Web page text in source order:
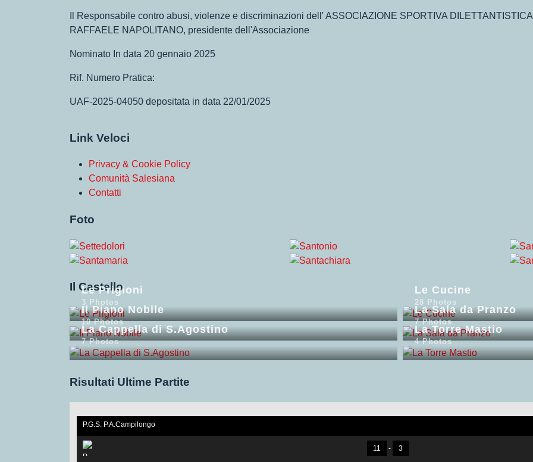
Il Responsabile contro abusi, violenze e discriminazioni dell' ASSOCIAZIONE SPORTIVA
RAFFAELE NAPOLITANO, presidente dell'Associazione
Nominato In data 20 gennaio 2025
Rif. Numero Pratica:
UAF-2025-04050 depositata in data 22/01/2025
Link Veloci
Privacy & Cookie Policy
Comunità Salesiana
Contatti
Foto
Il Castello
Le Prigioni
3 Photos
Le Cucine
28 Photos
Il Piano Nobile
10 Photos
La Sala da Pranzo
7 Photos
La Cappella di S.Agostino
7 Photos
La Torre Mastio
4 Photos
Risultati Ultime Partite
P.G.S. P.A.Campilongo
under 17. V.S Vigor Ros
sano
11 - 3